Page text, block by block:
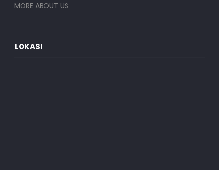
MORE ABOUT US
LOKASI